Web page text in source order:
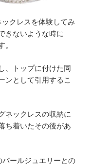
クレスを体験してみ
きないような時に
。
、トップに付けた同
ンとして引用するこ
ネックレスの収納に
ち着いたその後があ
ールジュエリーとの